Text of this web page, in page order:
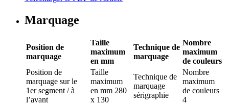
Marquage
Position de
marquage
Taille
maximum
en mm
Technique de
marquage
Nombre
maximum
de couleurs
Position de
marquage sur le
1er segment / à
l’avant
Taille
maximum
en mm 280
x 130
Technique de
marquage
sérigraphie
Nombre
maximum
de couleurs
4